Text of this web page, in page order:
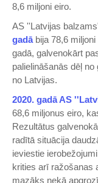
8,6 miljoni eiro.
AS ''Latvijas
gadābija 78,6 miljoni
gadā, galvenokārt
palielināšanās dēļ
no Latvijas.
2020. gadā AS
68,6 miljonus eiro,
Rezultātus
radītā situācija
ieviestie
krities arī ražošanas
mazāks nekā